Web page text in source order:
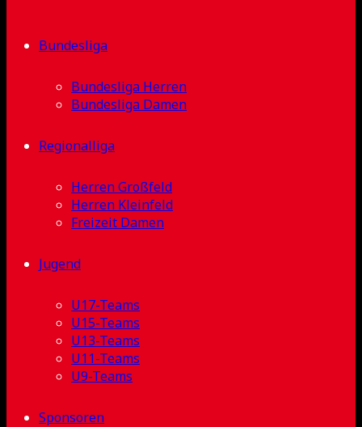
Bundesliga
Bundesliga Herren
Bundesliga Damen
Regionalliga
Herren Großfeld
Herren Kleinfeld
Freizeit Damen
Jugend
U17-Teams
U15-Teams
U13-Teams
U11-Teams
U9-Teams
Sponsoren